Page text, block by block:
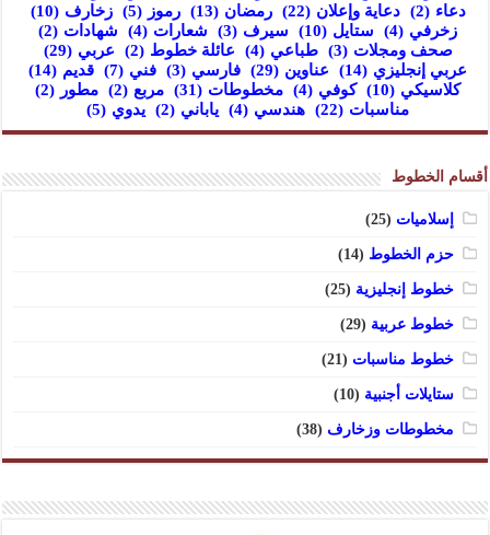
دعاء (2) دعاية وإعلان (22) رمضان (13) رموز (5) زخارف (10)
زخرفي (4) ستايل (10) سيرف (3) شعارات (4) شهادات (2)
صحف ومجلات (3) طباعي (4) عائلة خطوط (2) عربي (29)
عربي إنجليزي (14) عناوين (29) فارسي (3) فني (7) قديم (14)
كلاسيكي (10) كوفي (4) مخطوطات (31) مربع (2) مطور (2)
مناسبات (22) هندسي (4) ياباني (2) يدوي (5)
أقسام الخطوط
إسلاميات (25)
حزم الخطوط (14)
خطوط إنجليزية (25)
خطوط عربية (29)
خطوط مناسبات (21)
ستايلات أجنبية (10)
مخطوطات وزخارف (38)